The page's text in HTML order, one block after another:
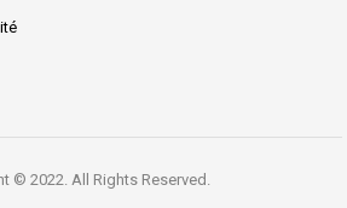
© 2022. All Rights Reserved.